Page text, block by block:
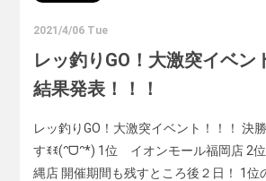
2021/4/06 Tue
レッ釣りGO！大激突イベン
結果発表！！！
レッ釣りGO！大激突イベント！！！ 決
すꉂꉂ(ᵔᗜᵔ*) 1位 イオンモール福岡店
縄店 開催期間も残すところ後２日！ 1位